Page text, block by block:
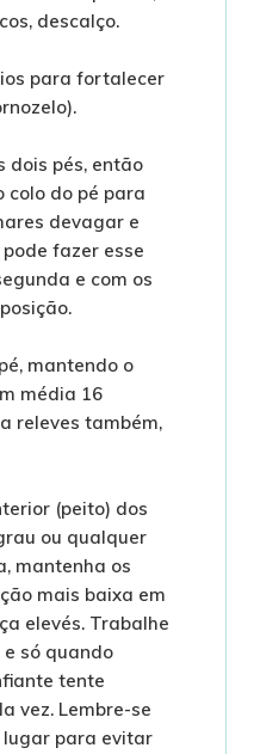
descalço.
para fortalecer
dois pés, então
colo do pé para
devagar e
fazer esse
e com os
mantendo o
média 16
releves também,
(peito) dos
ou qualquer
mantenha os
mais baixa em
elevés. Trabalhe
e só quando
tente
vez. Lembre-se
lugar para evitar